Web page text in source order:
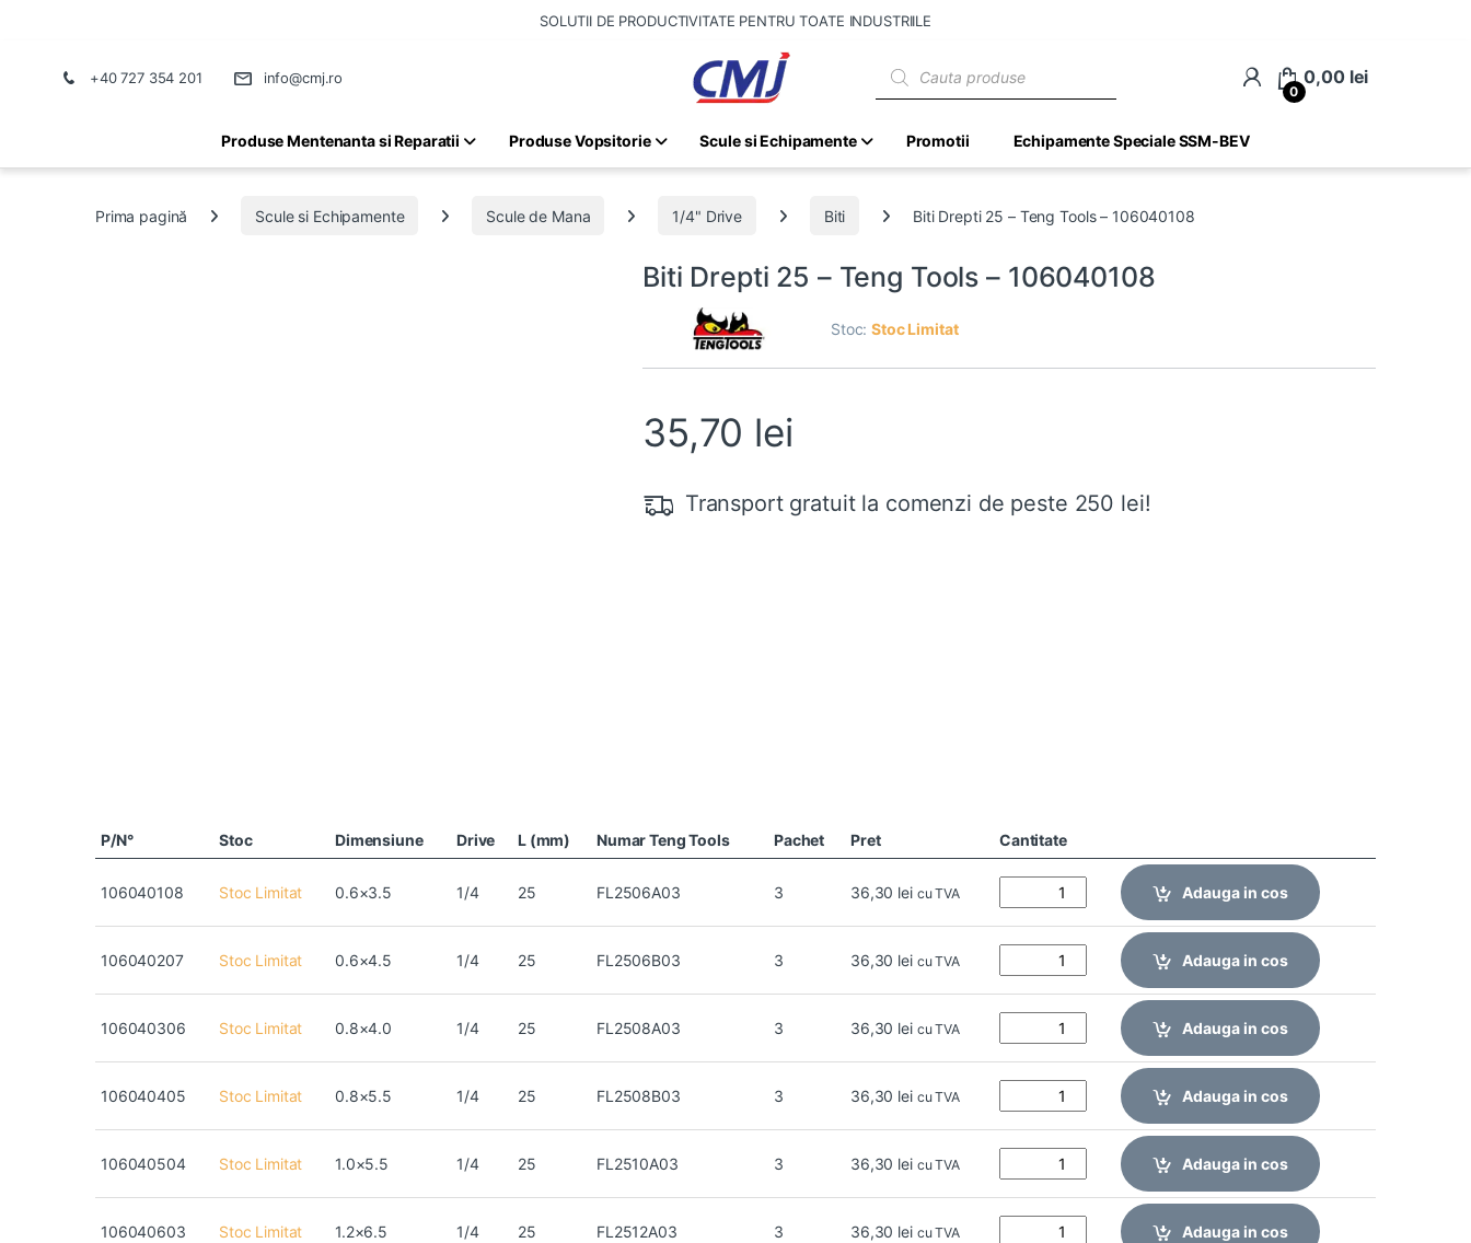
SOLUTII DE PRODUCTIVITATE PENTRU TOATE INDUSTRIILE
+40 727 354 201 info@cmj.ro
0
0,00 lei
Produse Mentenanta si Reparatii Produse Vopsitorie Scule si Echipamente Promotii Echipamente Speciale SSM-BEV
Prima pagină Scule si Echipamente Scule de Mana 1/4" Drive Biti Biti Drepti 25 – Teng Tools – 106040108
Biti Drepti 25 – Teng Tools – 106040108
Stoc:Stoc Limitat
35,70 lei
Transport gratuit la comenzi de peste 250 lei!
P/N° Stoc Dimensiune Drive L (mm) Numar Teng Tools Pachet Pret Cantitate
106040108 Stoc Limitat 0.6×3.5 1/4 25 FL2506A03 3 36,30 lei cu TVA Adauga in cos
106040207 Stoc Limitat 0.6×4.5 1/4 25 FL2506B03 3 36,30 lei cu TVA Adauga in cos
106040306 Stoc Limitat 0.8×4.0 1/4 25 FL2508A03 3 36,30 lei cu TVA Adauga in cos
106040405 Stoc Limitat 0.8×5.5 1/4 25 FL2508B03 3 36,30 lei cu TVA Adauga in cos
106040504 Stoc Limitat 1.0×5.5 1/4 25 FL2510A03 3 36,30 lei cu TVA Adauga in cos
106040603 Stoc Limitat 1.2×6.5 1/4 25 FL2512A03 3 36,30 lei cu TVA Adauga in cos